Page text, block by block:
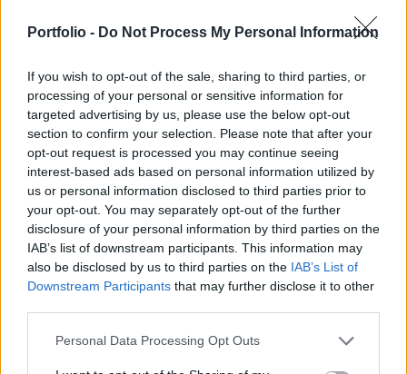
Portfolio - Do Not Process My Personal Information
If you wish to opt-out of the sale, sharing to third parties, or
processing of your personal or sensitive information for
targeted advertising by us, please use the below opt-out
section to confirm your selection. Please note that after your
opt-out request is processed you may continue seeing
interest-based ads based on personal information utilized by
us or personal information disclosed to third parties prior to
your opt-out. You may separately opt-out of the further
disclosure of your personal information by third parties on the
IAB’s list of downstream participants. This information may
also be disclosed by us to third parties on the IAB’s List of
Downstream Participants that may further disclose it to other
Personal Data Processing Opt Outs
Fontos bejelentést tett a MÁV,
visszaállt a rend a népszerű
vonalon
MTI
2023. június 14. 06:25
Szerda hajnaltól már menetrend szerint,
zavartalanul közlekedhetnek a vonatok a
Budapest-Debrecen-Nyíregyháza-Záhony
vasútvonalon - jelentette honlapján a Mávinform.
Szerda hajnaltól már menetrend szerint, zavartalanul